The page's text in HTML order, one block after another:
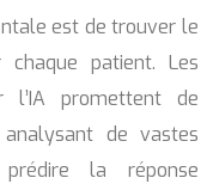
est de trouver le
patient. Les
l’IA promettent de
de vastes
la réponse